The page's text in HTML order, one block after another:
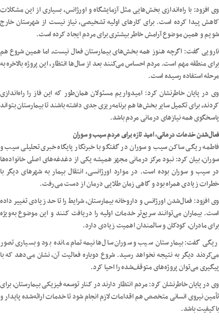
وی افزود: با راه‌اندازی بخش‌هایی مثل آزمایشگاه و اورژانس، بسیاری از این مشکلات
کاهش پیدا کرده است. برای کارهای اولیه تشخیصی، نیاز نیست از شهرستان خارج
شویم و همین موضوع آرامش خاطر بیشتری برای مردم ایجاد کرده است.
نارویی گفت: اگرچه هنوز همه بخش‌های بیمارستان فعال نیست، اما همین شروع هم
برای منطقه مهم است. مردم احساس می‌کنند بعد از سال‌ها انتظار، این پروژه بالاخره به
مرحله استفاده رسیده است.
وی در پایان خاطرنشان کرد: امیدواریم مسئولان همان‌طور که این فاز را راه‌اندازی
کردند، برای تکمیل سایر بخش‌ها هم برنامه‌ریزی جدی داشته باشند تا بیمارستان بتواند
پاسخگوی همه نیازهای درمانی مردم باشد.
فعال‌شدن خدمات درمانی، امید تازه برای مردم سیب و سوران
فاطمه ریگی ساکن سیب و سوران در گفتگو با خبرنگار پایگاه خبری تحلیلی سیب و
سوران، بیان کرد: نبود مرکز درمانی مجهز همیشه یکی از دغدغه‌های اصلی خانواده‌ها
در سیب و سوران بوده است. در موارد اورژانسی، انتقال بیمار به شهرهای دیگر با
خطرات زیادی همراه بود و گاهی زمان طلایی درمان از دست می‌رفت.
وی افزود: فعال‌شدن اورژانس و داروخانه بیمارستان، شرایط را تا حد زیادی تغییر داده
است. بیماران می‌توانند سریع‌تر خدمات اولیه را دریافت کنند و این موضوع به‌ویژه
برای مادران، کودکان و سالمندان اهمیت زیادی دارد.
ریگی گفت: بیمارستان سیب و سوران سال‌ها نیمه‌تمام مانده بود و بسیاری تصور
می‌کردند دیگر به نتیجه نخواهد رسید. شروع دوباره فعالیت آن، نشان می‌دهد که با
پیگیری می‌توان پروژه‌های متوقف‌شده را احیا کرد.
وی در پایان خاطرنشان کرد: مردم انتظار دارند در کنار توسعه فیزیکی بیمارستان، برای
تأمین نیروی انسانی متخصص هم اقدامات لازم انجام شود تا خدمات ارائه‌شده پایدار و
باکیفیت باشد.